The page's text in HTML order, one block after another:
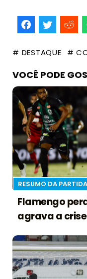
# DESTAQUE #
VOCÊ PODE
RESUMO DA PARTIDA
Flamengo
agrava a